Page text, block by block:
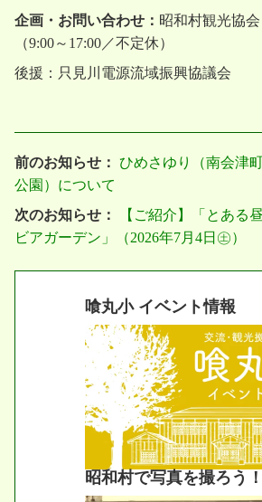
企画・お問い合わせ： 昭和村観光協
（9:00～17:00／不定休）
後援：只見川電源流域振興協議会
前のお知らせ： ひめさゆり（南会津
公園）について
次のお知らせ：
【ご紹介】「とある
ビアガーデン」（2026年7月4日㊏）
喰丸小 イベント情報
昭和村で写真を撮ろう！